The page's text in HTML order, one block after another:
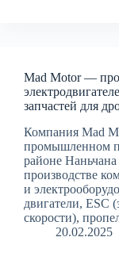
Mad Motor —
запчастей для
Компания Mad
промышленном
районе
производстве
и
двигатели, ESC
скорости),
20.02.2025